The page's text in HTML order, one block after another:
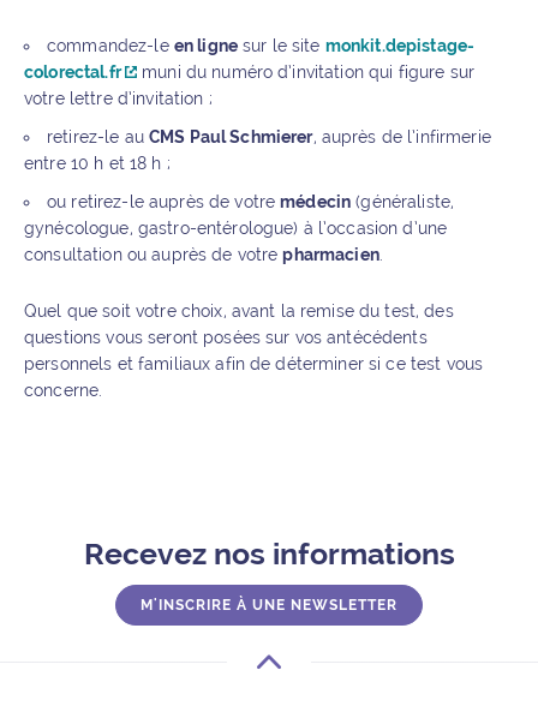
commandez-le en lignesur le site monkit.depistage-
colorectal.fr
muni du numéro d’invitation qui figure sur
votre lettre d’invitation ;
retirez-le au CMS Paul Schmierer, auprès de l’infirmerie
entre 10 h et 18 h ;
ou retirez-le auprès de votremédecin (généraliste,
gynécologue, gastro-entérologue) à l’occasion d’une
consultation ou auprès de votrepharmacien.
Quel que soit votre choix, avant la remise du test, des
questions vous seront posées sur vos antécédents
personnels et familiaux afin de déterminer si ce test vous
concerne.
Recevez nos informations
M'INSCRIRE À UNE NEWSLETTER